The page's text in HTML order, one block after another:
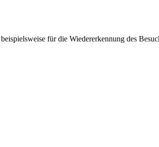
für die Wiedererkennung des